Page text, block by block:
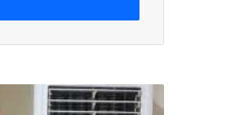
العراق:
محافظ